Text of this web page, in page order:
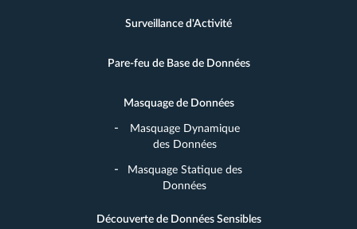
Surveillance d'Activité
Pare-feu de Base de Données
Masquage de Données
Masquage Dynamique
des Données
Masquage Statique des
Données
Découverte de Données Sensibles